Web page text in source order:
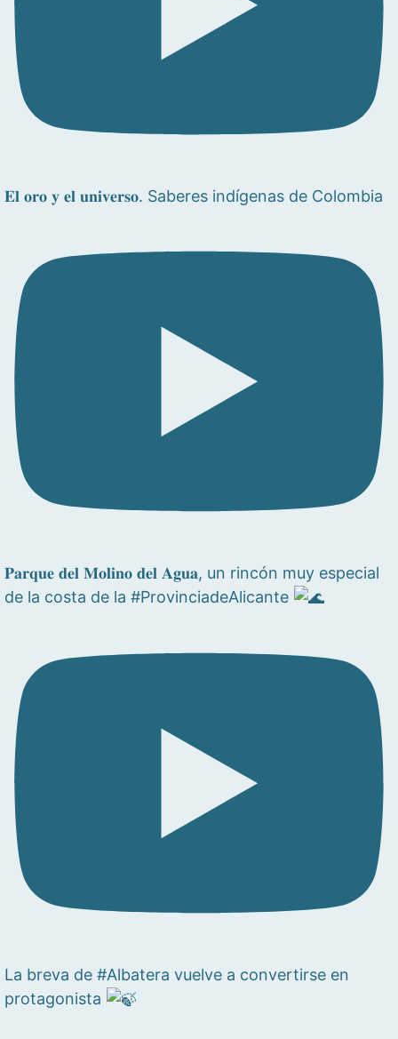
𝐄𝐥 𝐨𝐫𝐨 𝐲 𝐞𝐥 𝐮𝐧𝐢𝐯𝐞𝐫𝐬𝐨. Saberes indígenas de Colombia
𝐏𝐚𝐫𝐪𝐮𝐞 𝐝𝐞𝐥 𝐌𝐨𝐥𝐢𝐧𝐨 𝐝𝐞𝐥 𝐀𝐠𝐮𝐚, un rincón muy especial
de la costa de la #ProvinciadeAlicante
La breva de #Albatera vuelve a convertirse en
protagonista